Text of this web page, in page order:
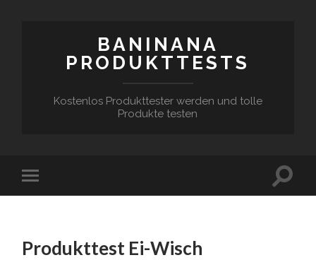
BANINANA
PRODUKTTESTS
Kostenlos Produkttester werden und tolle
Produkte testen
Produkttest Ei-Wisch